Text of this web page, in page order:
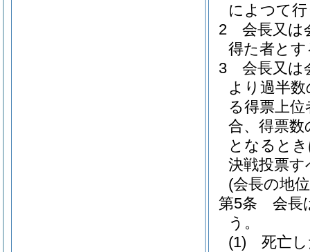
によつて
2
会長又は
得た者とす
3
会長又は
より過半
る得票上
合、得票
となると
決戦投票
(会長の地
第5条
会長
う。
(1)
死亡